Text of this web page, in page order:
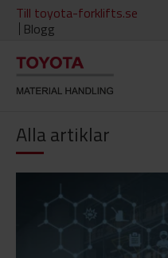
Till toyota-forklifts.se
Blogg
Alla artiklar